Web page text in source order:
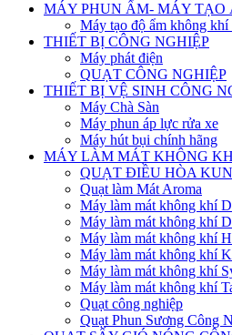
MÁY PHUN ẨM- MÁY TẠO
Máy tạo độ ẩm không khí
THIẾT BỊ CÔNG NGHIỆP
Máy phát điện
QUẠT CÔNG NGHIỆP
THIẾT BỊ VỆ SINH CÔNG
Máy Chà Sàn
Máy phun áp lực rửa xe
Máy hút bụi chính hãng
MÁY LÀM MÁT KHÔNG
QUẠT ĐIỀU HÒA
Quạt làm Mát Aroma
Máy làm mát không khí
Máy làm mát không khí
Máy làm mát không khí
Máy làm mát không khí
Máy làm mát không khí
Máy làm mát không khí
Quạt công nghiệp
Quạt Phun Sương Công